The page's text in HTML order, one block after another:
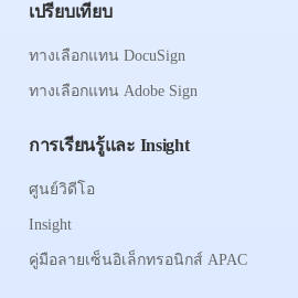
เปรียบเทียบ
ทางเลือกแทน DocuSign
ทางเลือกแทน Adobe Sign
การเรียนรู้และ Insight
ศูนย์วิดีโอ
Insight
คู่มือลายเซ็นอิเล็กทรอนิกส์ APAC